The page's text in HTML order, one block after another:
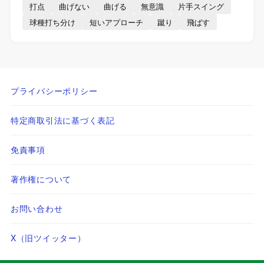
打点
曲げない 曲げる 無意識
片手スイング
球種打ち分け
短いアプローチ 蹴り 飛ばす
プライバシーポリシー
特定商取引法に基づく表記
免責事項
著作権について
お問い合わせ
X（旧ツイッター）